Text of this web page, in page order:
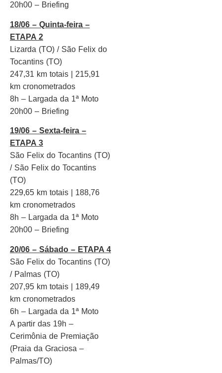
20h00 – Briefing
18/06 – Quinta-feira –
ETAPA 2
Lizarda (TO) / São Felix do
Tocantins (TO)
247,31 km totais | 215,91
km cronometrados
8h – Largada da 1ª Moto
20h00 – Briefing
19/06 – Sexta-feira –
ETAPA 3
São Felix do Tocantins (TO)
/ São Felix do Tocantins
(TO)
229,65 km totais | 188,76
km cronometrados
8h – Largada da 1ª Moto
20h00 – Briefing
20/06 – Sábado – ETAPA 4
São Felix do Tocantins (TO)
/ Palmas (TO)
207,95 km totais | 189,49
km cronometrados
6h – Largada da 1ª Moto
A partir das 19h –
Cerimônia de Premiação
(Praia da Graciosa –
Palmas/TO)